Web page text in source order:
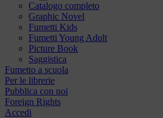
Catalogo completo
Graphic Novel
Fumetti Kids
Fumetti Young Adult
Picture Book
Saggistica
Fumetto a scuola
Per le librerie
Pubblica con noi
Foreign Rights
Accedi